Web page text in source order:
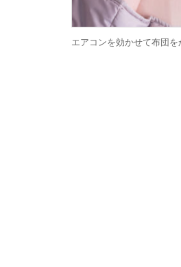
エアコンを効かせて布団